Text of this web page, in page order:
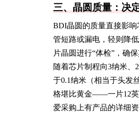
三、晶圆质量：决
BDI晶圆的质量直接影
管短路或漏电，轻则降
片晶圆进行“体检”，确
随着芯片制程向3纳米
于0.1纳米（相当于头发
格堪比黄金——一片12英
爱采购上有产品的详细